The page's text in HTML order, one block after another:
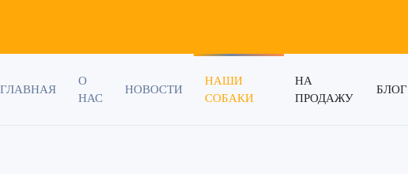
ГЛАВНАЯ
О
НАС
НОВОСТИ
НАШИ
СОБАКИ
НА
ПРОДАЖУ
БЛОГ